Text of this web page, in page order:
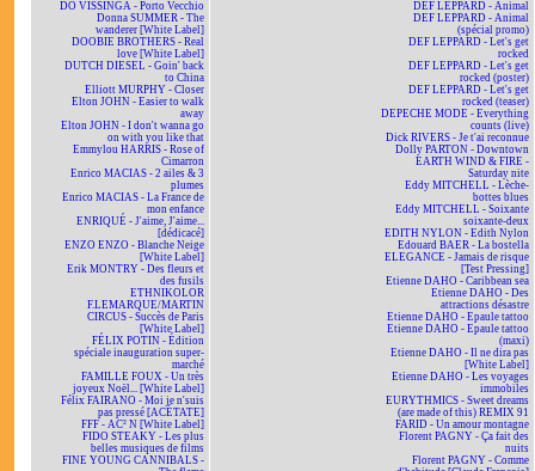
DO VISSINGA - Porto Vecchio
Donna SUMMER - The
wanderer [White Label]
DOOBIE BROTHERS - Real
love [White Label]
DUTCH DIESEL - Goin' back
to China
Elliott MURPHY - Closer
Elton JOHN - Easier to walk
away
Elton JOHN - I don't wanna go
on with you like that
Emmylou HARRIS - Rose of
Cimarron
Enrico MACIAS - 2 ailes & 3
plumes
Enrico MACIAS - La France de
mon enfance
ENRIQUÉ - J'aime, J'aime...
[dédicacé]
ENZO ENZO - Blanche Neige
[White Label]
Erik MONTRY - Des fleurs et
des fusils
ETHNIKOLOR
F.LEMARQUE/MARTIN
CIRCUS - Succès de Paris
[White Label]
FÉLIX POTIN - Édition
spéciale inauguration super-
marché
FAMILLE FOUX - Un très
joyeux Noël... [White Label]
Félix FAIRANO - Moi je n'suis
pas pressé [ACÉTATE]
FFF - AC² N [White Label]
FIDO STEAKY - Les plus
belles musiques de films
FINE YOUNG CANNIBALS -
DEF LEPPARD - Animal
DEF LEPPARD - Animal
(spécial promo)
DEF LEPPARD - Let's get
rocked
DEF LEPPARD - Let's get
rocked (poster)
DEF LEPPARD - Let's get
rocked (teaser)
DEPECHE MODE - Everything
counts (live)
Dick RIVERS - Je t'ai reconnue
Dolly PARTON - Downtown
EARTH WIND & FIRE -
Saturday nite
Eddy MITCHELL - Lèche-
bottes blues
Eddy MITCHELL - Soixante
soixante-deux
EDITH NYLON - Edith Nylon
Edouard BAER - La bostella
ELEGANCE - Jamais de risque
[Test Pressing]
Etienne DAHO - Caribbean sea
Etienne DAHO - Des
attractions désastre
Etienne DAHO - Epaule tattoo
Etienne DAHO - Epaule tattoo
(maxi)
Etienne DAHO - Il ne dira pas
[White Label]
Etienne DAHO - Les voyages
immobiles
EURYTHMICS - Sweet dreams
(are made of this) REMIX 91
FARID - Un amour montagne
Florent PAGNY - Ça fait des
nuits
Florent PAGNY - Comme